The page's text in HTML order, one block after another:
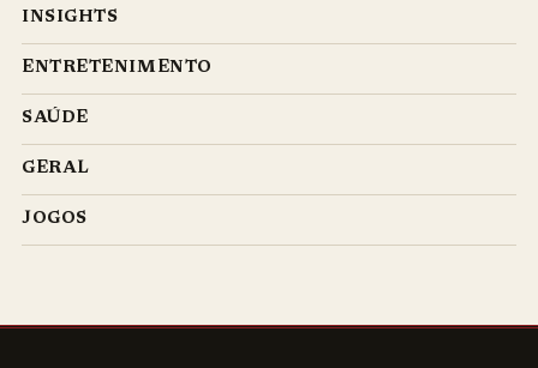
INSIGHTS
ENTRETENIMENTO
SAÚDE
GERAL
JOGOS